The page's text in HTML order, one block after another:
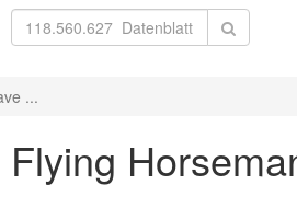
...